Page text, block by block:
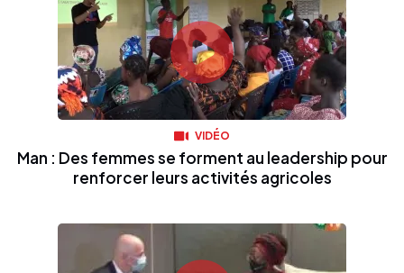
VIDÉO
Man : Des femmes se forment au leadership pour
renforcer leurs activités agricoles